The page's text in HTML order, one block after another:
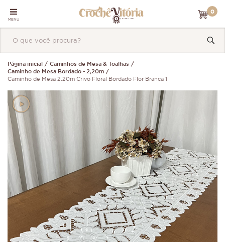
MENU
0
Página inicial
Caminhos de Mesa & Toalhas
Caminho de Mesa Bordado - 2,20m
Caminho de Mesa 2.20m Crivo Floral Bordado Flor Branca 1